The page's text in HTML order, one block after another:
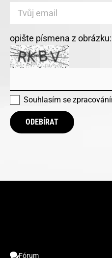
opište písmena z obrázku:
Souhlasím se
ODEBÍRAT
Fórum